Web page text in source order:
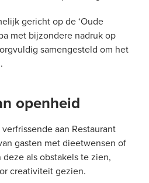
gericht op de ‘Oude
met bijzondere nadruk op
samengesteld om het
openheid
aan Restaurant
gasten met dieetwensen of
als obstakels te zien,
creativiteit gezien.